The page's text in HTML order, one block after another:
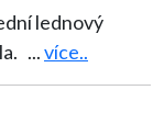
lednový
...více..